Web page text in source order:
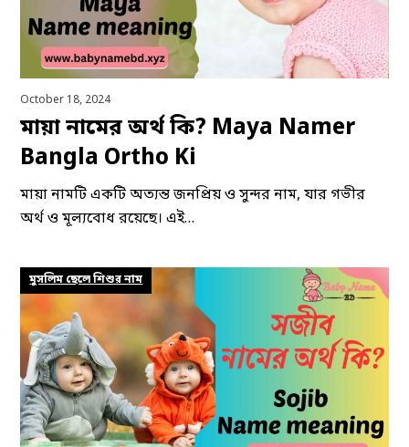
October 18, 2024
মায়া নামের অর্থ কি? Maya Namer
Bangla Ortho Ki
মায়া নামটি একটি অত্যন্ত জনপ্রিয় ও সুন্দর নাম, যার গভীর
অর্থ ও মূল্যবোধ রয়েছে। এই…
মুসলিম ছেলে শিশুর নাম